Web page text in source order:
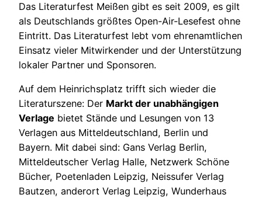
Das Literaturfest Meißen gibt es seit 2009, es gilt
als Deutschlands größtes Open-Air-Lesefest ohne
Eintritt. Das Literaturfest lebt vom ehrenamtlichen
Einsatz vieler Mitwirkender und der Unterstützung
lokaler Partner und Sponsoren.
Auf dem Heinrichsplatz trifft sich wieder die
Literaturszene: Der Markt der unabhängigen
Verlage bietet Stände und Lesungen von 13
Verlagen aus Mitteldeutschland, Berlin und
Bayern. Mit dabei sind: Gans Verlag Berlin,
Mitteldeutscher Verlag Halle, Netzwerk Schöne
Bücher, Poetenladen Leipzig, Neissufer Verlag
Bautzen, anderort Verlag Leipzig, Wunderhaus